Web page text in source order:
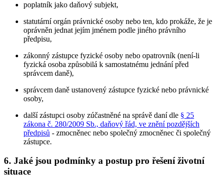
poplatník jako daňový subjekt,
statutární orgán právnické osoby nebo ten, kdo prokáže, že je
oprávněn jednat jejím jménem podle jiného právního
předpisu,
zákonný zástupce fyzické osoby nebo opatrovník (není-li
fyzická osoba způsobilá k samostatnému jednání před
správcem daně),
správcem daně ustanovený zástupce fyzické nebo právnické
osoby,
další zástupci osoby zúčastněné na správě daní dle § 25
zákona č. 280/2009 Sb., daňový řád, ve znění pozdějších
předpisů - zmocněnec nebo společný zmocněnec či společný
zástupce.
6. Jaké jsou podmínky a postup pro řešení životní
situace